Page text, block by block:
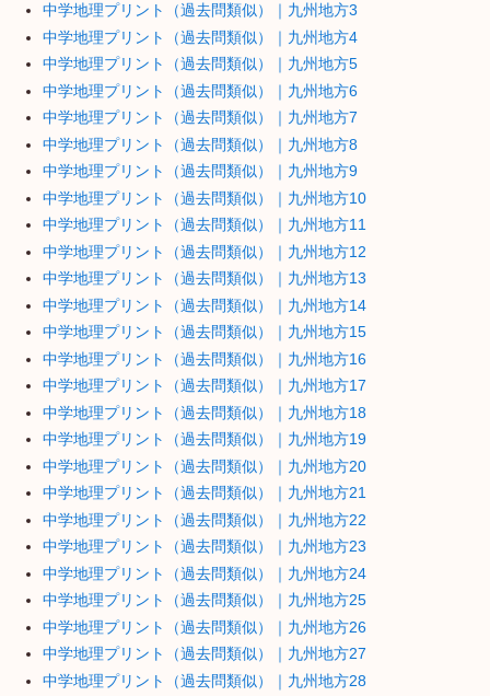
中学地理プリント（過去問類似）｜九州地方3
中学地理プリント（過去問類似）｜九州地方4
中学地理プリント（過去問類似）｜九州地方5
中学地理プリント（過去問類似）｜九州地方6
中学地理プリント（過去問類似）｜九州地方7
中学地理プリント（過去問類似）｜九州地方8
中学地理プリント（過去問類似）｜九州地方9
中学地理プリント（過去問類似）｜九州地方10
中学地理プリント（過去問類似）｜九州地方11
中学地理プリント（過去問類似）｜九州地方12
中学地理プリント（過去問類似）｜九州地方13
中学地理プリント（過去問類似）｜九州地方14
中学地理プリント（過去問類似）｜九州地方15
中学地理プリント（過去問類似）｜九州地方16
中学地理プリント（過去問類似）｜九州地方17
中学地理プリント（過去問類似）｜九州地方18
中学地理プリント（過去問類似）｜九州地方19
中学地理プリント（過去問類似）｜九州地方20
中学地理プリント（過去問類似）｜九州地方21
中学地理プリント（過去問類似）｜九州地方22
中学地理プリント（過去問類似）｜九州地方23
中学地理プリント（過去問類似）｜九州地方24
中学地理プリント（過去問類似）｜九州地方25
中学地理プリント（過去問類似）｜九州地方26
中学地理プリント（過去問類似）｜九州地方27
中学地理プリント（過去問類似）｜九州地方28